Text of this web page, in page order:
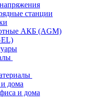
станции
АКБ (AGM)
дома
и дома